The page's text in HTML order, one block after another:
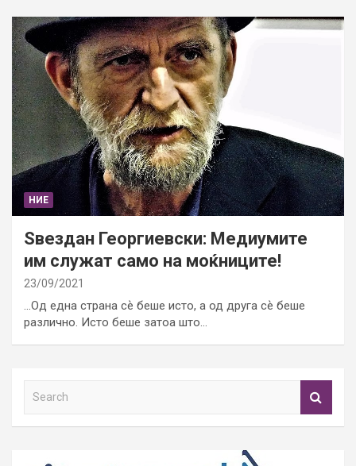
НИЕ
Ѕвездан Георгиевски: Медиумите
им служат само на моќниците!
23/09/2021
…Од една страна сѐ беше исто, а од друга сѐ беше
различно. Исто беше затоа што…